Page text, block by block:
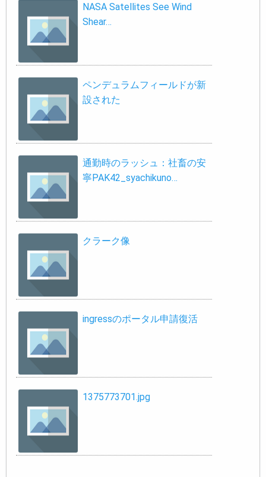
NASA Satellites See Wind
Shear…
ペンデュラムフィールドが新
設された
通勤時のラッシュ：社畜の安
寧PAK42_syachikuno…
クラーク像
ingressのポータル申請復活
1375773701.jpg